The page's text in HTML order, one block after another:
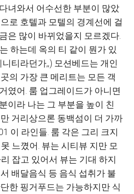
녀와서 어수선한 부분이 많았
로 호텔과 모텔의 경계선에 걸
은 많이 바뀌었을지 모르겠다.
하는데 옥의 티 같이 뭔가 있
티라던가,,) 모션베드는 개인
의 가장 큰 메리트는 모든 객
였어. 룸 업그레이드가 아니면
이라 나는 그 부분을 높이 친
거리상으론 동백섬이 더 가까
이 라인들. 룸 각은 그리 크지
느꼈어. 뷰는 시티뷰 지만 모
잡고 있어서 뷰는 기대 하지
배달음식 등 음식 섭취가 불
한 핑거푸드는 가능하지만 식